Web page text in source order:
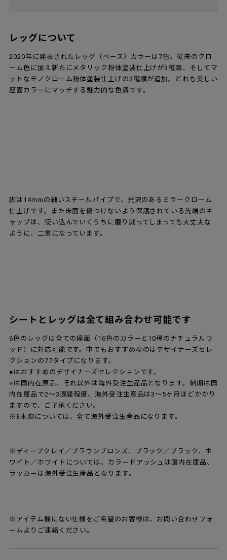
木目をそのまま生かした仕上げです。積層合板の一番
外側に天然木の突き板を張り、クリアラッカーで仕上
げています。センプレセレクトは9樹種10タイプで、使
い込んでいくうちにそれぞれの樹種独特の色合いと深
クや本革を張ったもので、内部にウレタンが入ってい
るためクッション性があり、身体へのあたりが柔らか
です。